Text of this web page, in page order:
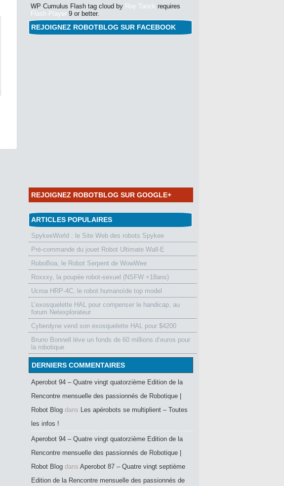
WP Cumulus Flash tag cloud by Roy Tanck requires
Flash Player 9 or better.
REJOIGNEZ ROBOTBLOG SUR FACEBOOK
REJOIGNEZ ROBOTBLOG SUR GOOGLE+
ARTICLES POPULAIRES
SpykeeWorld : le Site Web des robots Spykee
Pré-commande du jouet Robot Ultimate Wall-E
RoboBoa, le Robot Serpent de WowWee
Roxxxy, la poupée robot-sexuel (NSFW +18ans)
Ucroa HRP-4C, le robot humanoïde top model
L’exosquelette HAL pour compenser le handicap, au
forum Netexplorateur
Cyberdyne vend son exosquelette HAL pour $4200
Bruno Bonnell lève un fonds de 60 millions d’euros pour
la robotique
DERNIERS COMMENTAIRES
Aperobot 94 – Quatre vingt quatorzième Edition de la
Rencontre mensuelle des passionnés de Robotique |
Robot Blog dans Les apérobots se multiplient – Toutes
les infos !
Aperobot 94 – Quatre vingt quatorzième Edition de la
Rencontre mensuelle des passionnés de Robotique |
Robot Blog dans Aperobot 87 – Quatre vingt septième
Edition de la Rencontre mensuelle des passionnés de